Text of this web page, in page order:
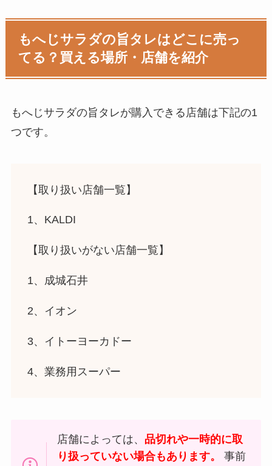
もへじサラダの旨タレはどこに売っ
てる？買える場所・店舗を紹介
もへじサラダの旨タレが購入できる店舗は下記の1
つです。
【取り扱い店舗一覧】
1、KALDI
【取り扱いがない店舗一覧】
1、成城石井
2、イオン
3、イトーヨーカドー
4、業務用スーパー
店舗によっては、 品切れや一時的に取
り扱っていない場合もあります。
事前